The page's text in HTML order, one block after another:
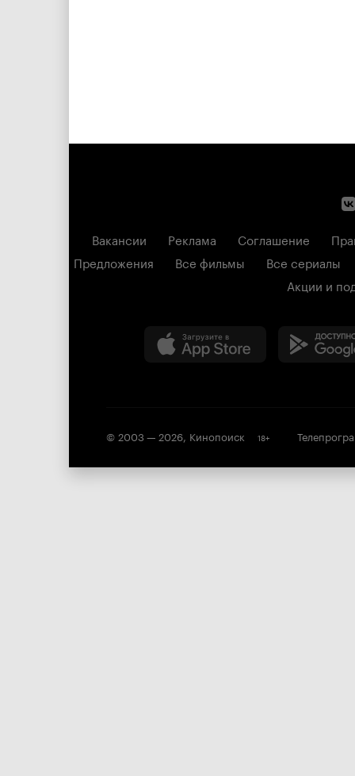
Вакансии Реклама Соглашение
Предложения
Все фильмы
Все сериалы
Акции и
© 2003 — 2026, Кинопоиск 18+